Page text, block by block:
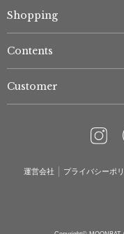
Shopping
Contents
Customer
運営会社 プライバシーポ